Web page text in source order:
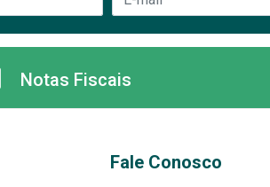
Notas Fiscais
Fale Conosco